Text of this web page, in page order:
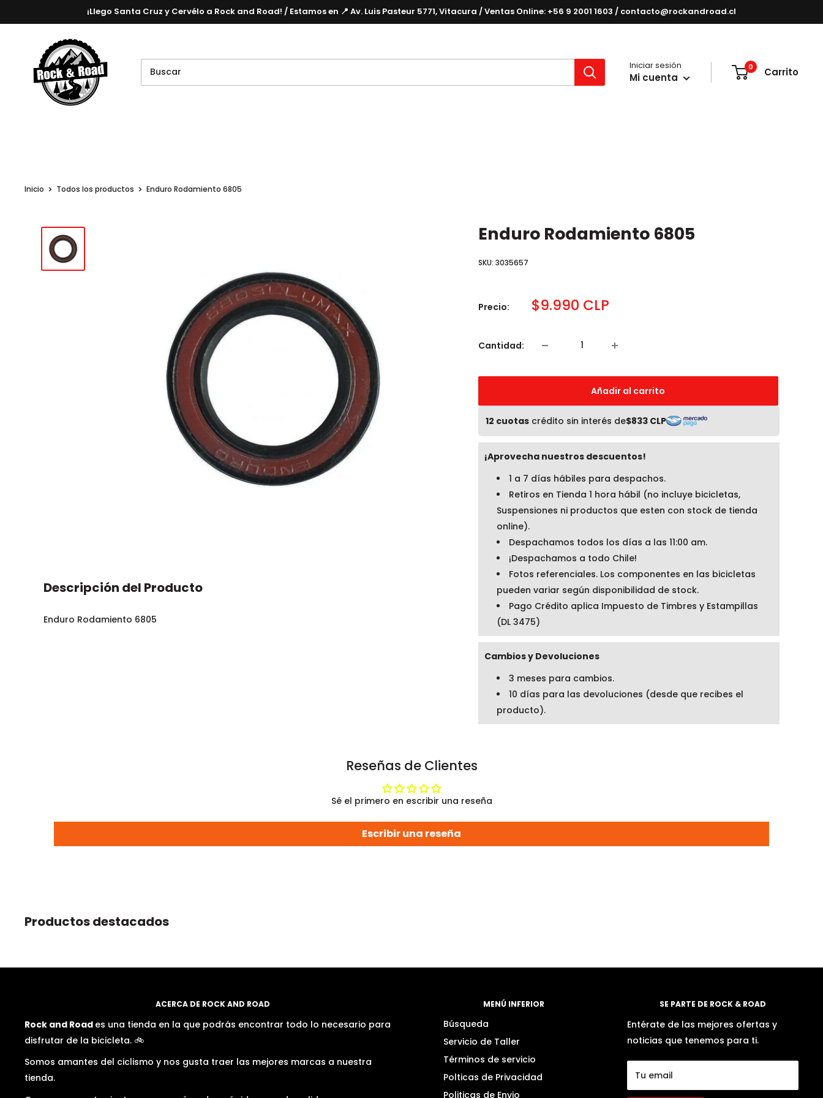
directamente
contenido
¡Llego Santa Cruz y Cervélo a Rock and Road! / Estamos en 📍 Av. Luis Pasteur 5771, Vitacura / Ventas Online: +56 9 2001 1603 / contacto@rockandroad.cl
Rockandroad
Iniciar sesión
Mi cuenta
0 Carrito
Inicio Todos los productos Enduro Rodamiento 6805
Enduro Rodamiento 6805
SKU:3035657
Precio: Precio
$9.990 CLP
Cantidad:
Añadir al carrito
12 cuotas crédito sin interés de$833 CLP
¡Aprovecha nuestros descuentos!
1 a 7 días hábiles para despachos.
Retiros en Tienda 1 hora hábil (no incluye bicicletas,
Suspensiones ni productos que esten con stock de tienda
online).
Despachamos todos los días a las 11:00 am.
¡Despachamos a todo Chile!
Fotos referenciales. Los componentes en las bicicletas
pueden variar según disponibilidad de stock.
Pago Crédito aplica Impuesto de Timbres y Estampillas
(DL 3475)
Cambios y Devoluciones
3 meses para cambios.
10 días para las devoluciones (desde que recibes el
producto).
Descripción del Producto
Enduro Rodamiento 6805
Reseñas de Clientes
Sé el primero en escribir una reseña
Escribir una reseña
Productos destacados
ACERCA DE ROCK AND ROAD
Rock and Road es una tienda en la que podrás encontrar todo lo necesario para
disfrutar de la bicicleta. 🚲
Somos amantes del ciclismo y nos gusta traer las mejores marcas a nuestra
tienda.
MENÚ INFERIOR
Búsqueda
Servicio de Taller
Términos de servicio
Polticas de Privacidad
Politicas de Envio
SE PARTE DE ROCK & ROAD
Entérate de las mejores ofertas y
noticias que tenemos para ti.
Tu email